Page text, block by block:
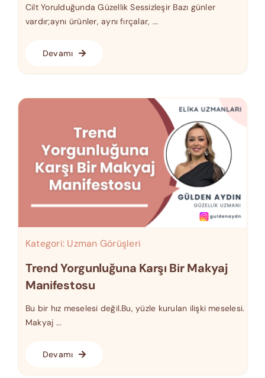
Cilt Yorulduğunda Güzellik Sessizleşir Bazı günler
vardır;aynı ürünler, aynı fırçalar, ...
Devamı
Kategori: Uzman Görüşleri
Trend Yorgunluğuna Karşı Bir Makyaj
Manifestosu
Bu bir hız meselesi değil.Bu, yüzle kurulan ilişki meselesi.
Makyaj ...
Devamı